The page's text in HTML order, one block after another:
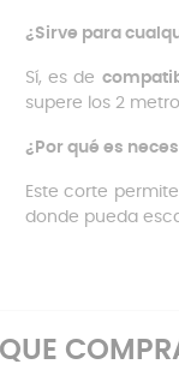
¿Sirve para
Sí, es de
supere los 2
¿Por qué es
Este corte
donde pueda
QUE